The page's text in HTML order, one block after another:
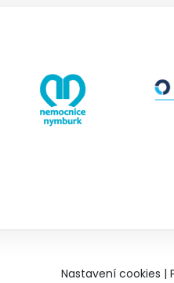
Nastavení cookies |